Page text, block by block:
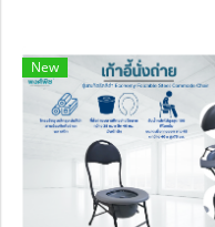
New